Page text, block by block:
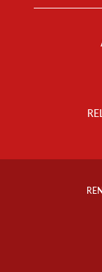
Footer